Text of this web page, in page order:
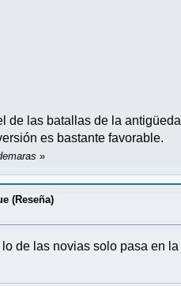
de las batallas de la
es bastante favorable.
»
(Reseña)
de las novias solo pasa en